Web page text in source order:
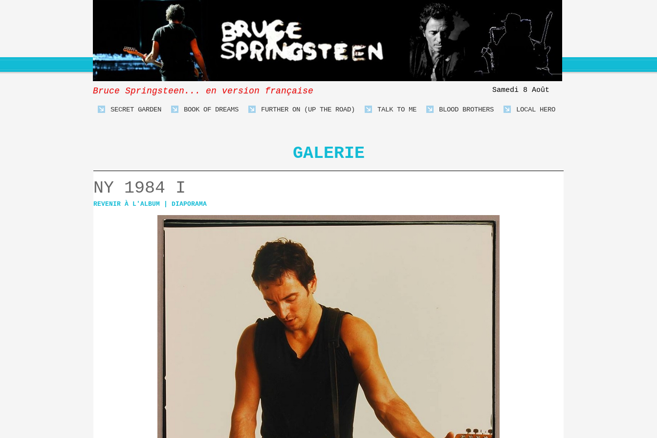
Bruce Springsteen... en version française Samedi 8 Août
SECRET GARDEN BOOK OF DREAMS FURTHER ON (UP THE ROAD) TALK TO ME BLOOD BROTHERS LOCAL HERO
GALERIE
NY 1984 I
REVENIR À L'ALBUM DIAPORAMA